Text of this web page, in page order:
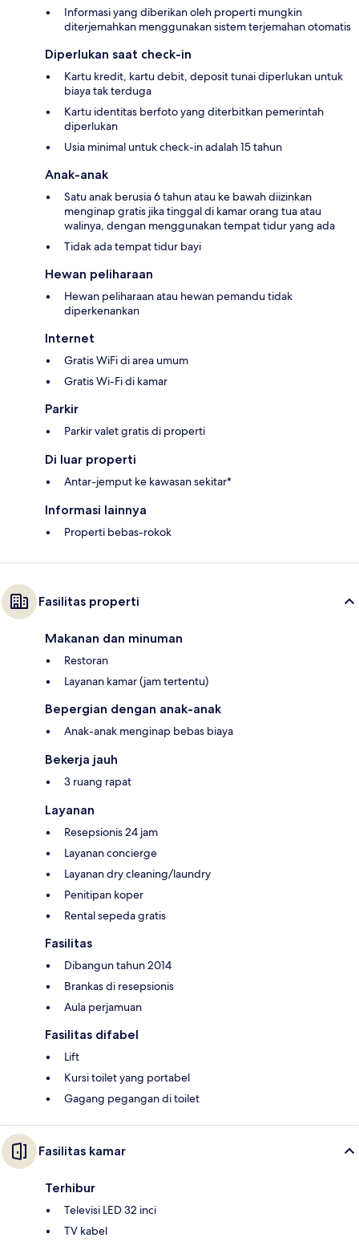
Informasi yang diberikan oleh properti mungkin
diterjemahkan menggunakan sistem terjemahan otomatis
Diperlukan saat check-in
Kartu kredit, kartu debit, deposit tunai diperlukan untuk
biaya tak terduga
Kartu identitas berfoto yang diterbitkan pemerintah
diperlukan
Usia minimal untuk check-in adalah 15 tahun
Anak-anak
Satu anak berusia 6 tahun atau ke bawah diizinkan
menginap gratis jika tinggal di kamar orang tua atau
walinya, dengan menggunakan tempat tidur yang ada
Tidak ada tempat tidur bayi
Hewan peliharaan
Hewan peliharaan atau hewan pemandu tidak
diperkenankan
Internet
Gratis WiFi di area umum
Gratis Wi-Fi di kamar
Parkir
Parkir valet gratis di properti
Di luar properti
Antar-jemput ke kawasan sekitar*
Informasi lainnya
Properti bebas-rokok
Fasilitas properti
Makanan dan minuman
Restoran
Layanan kamar (jam tertentu)
Bepergian dengan anak-anak
Anak-anak menginap bebas biaya
Bekerja jauh
3 ruang rapat
Layanan
Resepsionis 24 jam
Layanan concierge
Layanan dry cleaning/laundry
Penitipan koper
Rental sepeda gratis
Fasilitas
Dibangun tahun 2014
Brankas di resepsionis
Aula perjamuan
Fasilitas difabel
Lift
Kursi toilet yang portabel
Gagang pegangan di toilet
Fasilitas kamar
Terhibur
Televisi LED 32 inci
TV kabel